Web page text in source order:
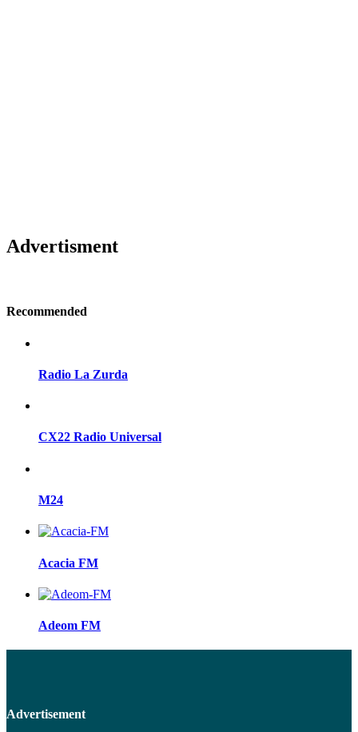
Advertisment
Recommended
Radio La Zurda
CX22 Radio Universal
M24
Acacia FM
Adeom FM
Advertisement